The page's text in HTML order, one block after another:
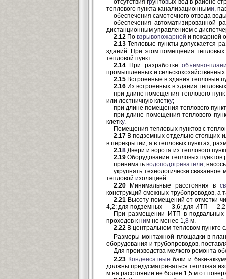
отсутствия грунтовых вод в районе
теплового пункта канализационными,
обеспечения самотечного отвода
обеспечения автоматизированной
дистанционным управлением с
2.12 По взрывопожарной и пожарной
2.13 Тепловые пункты допускается
зданий. При этом помещения тепловых
тепловой пункт.
2.14 При разработке объемно-
промышленных и
2.15 Встроенные в здания тепловые
2.16 Из встроенных в здания
при длине помещения теплового
или лестничную клетку;
при длине помещения теплового
при длине помещения теплового
клетку.
Помещения тепловых пунктов с
2.17 В подземных отдельно стоящих
в перекрытии, а в тепловых пунктах,
2.18 Двери и ворота из теплового
2.19 Оборудование тепловых пунктов
принимать водоподогреватели,
укрупнять технологически
тепловой изоляцией.
2.20 Минимальные расстояния в
конструкций смежных трубопроводов, а
2.21 Высоту помещений от отметки
4,2; для подземных — 3,6; для ИТП —
При размещении ИТП в подвальных
проходов к ним не менее 1,8 м.
2.22 В центральном тепловом пункте
Размеры монтажной площадки в
оборудования и трубопроводов,
Для производства мелкого ремонта
2.23 Конденсатные баки и баки-
должны предусматриваться тепловая
м на расстоянии не более 1,5 м от